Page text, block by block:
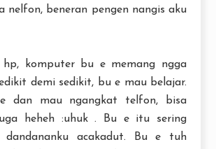
nelfon, beneran pengen nangis aku
hp, komputer bu e memang ngga
demi sedikit, bu e mau belajar.
e dan mau ngangkat telfon, bisa
heheh :uhuk . Bu e itu sering
dandananku acakadut. Bu e tuh